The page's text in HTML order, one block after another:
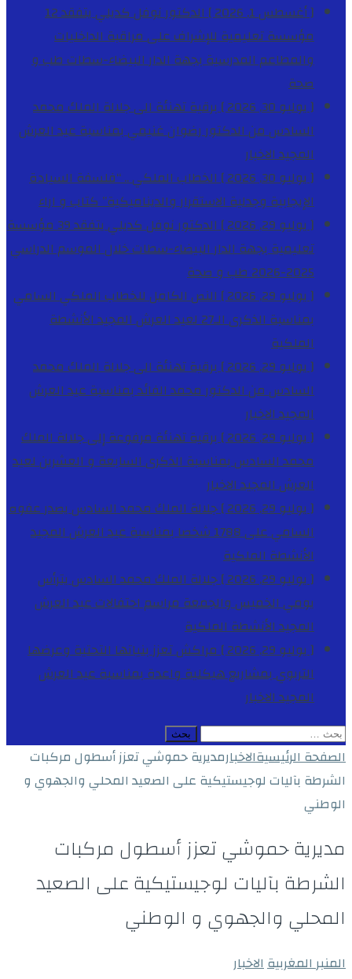
[ أغسطس 1, 2026 ]
الدكتور نوفل كديلي يتفقد 12
مؤسسة تعليمية للإشراف على مراقبة الداخليات
والمطاعم المدرسية بجهة الدار البيضاء-سطاتطب و
صحة
[ يوليو 30, 2026 ]
برقية تهنئة الى جلالة الملك محمد
السادس من الدكتور رضوان غنيمي بمناسبة عيد العرش
المجيدالاخبار
[ يوليو 30, 2026 ]
الخطاب الملكي .. “فلسفة السيادة
الإيجابية وجدلية الاستقرار والديناميكية”كتاب و اراء
[ يوليو 29, 2026 ]
الدكتور نوفل كديلي يتفقد 39 مؤسسة
تعليمية بجهة الدار البيضاء-سطات خلال الموسم الدراسي
2025-2026
طب و صحة
[ يوليو 29, 2026 ]
النص الكامل للخطاب الملكي السامي
بمناسبة الذكرى الـ27 لعيد العرش المجيد
الأنشطة
الملكية
[ يوليو 29, 2026 ]
برقية تهنئة الى جلالة الملك محمد
السادس من الدكتور محمد الفائد بمناسبة عيد العرش
المجيدالاخبار
[ يوليو 29, 2026 ]
برقية تهنئة مرفوعة إلى جلالة الملك
محمد السادس بمناسبة الذكرى السابعة و العشرين لعيد
العرش المجيدالاخبار
[ يوليو 29, 2026 ]
جلالة الملك محمد السادس يصدر عفوه
السامي على 1788 شخصا بمناسبة عيد العرش المجيد
الأنشطة الملكية
[ يوليو 29, 2026 ]
جلالة الملك محمد السادس يترأس
يومي الخميس والجمعة مراسم احتفالات عيد العرش
المجيدالأنشطة الملكية
[ يوليو 29, 2026 ]
مراكش تعزز بنياتها التحتية وعرضها
التربوي بمشاريع هيكلية واعدة بمناسبة عيد العرش
المجيدالاخبار
البحث
عن:
الصفحة الرئيسيةالاخبارمديرية حموشي تعزز أسطول مركبات
الشرطة بآليات لوجيستيكية على الصعيد المحلي والجهوي و
الوطني
مديرية حموشي تعزز أسطول مركبات
الشرطة بآليات لوجيستيكية على الصعيد
المحلي والجهوي و الوطني
المنبر المغربيةالاخبار